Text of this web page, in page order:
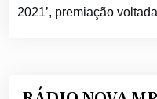
2021’, premiação